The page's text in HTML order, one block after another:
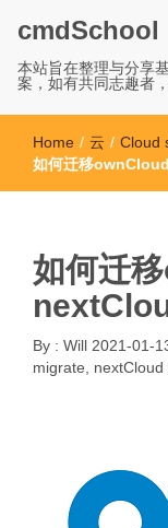
cmdSchool
本站旨在整理与分享
案，如有共同志趣者
Home / 云 / Cloud
如何迁移
如何迁
By : Will 2021-01-
migrate
nextCloud